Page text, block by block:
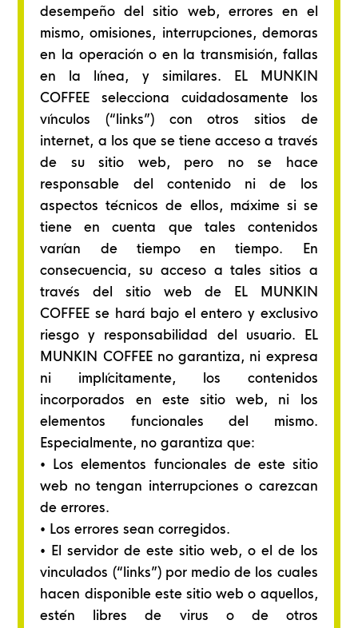
desempeño del sitio web, errores en el
mismo, omisiones, interrupciones, demoras
en la operación o en la transmisión, fallas
en la línea, y similares. EL MUNKIN
COFFEE selecciona cuidadosamente los
vínculos (“links”) con otros sitios de
internet, a los que se tiene acceso a través
de su sitio web, pero no se hace
responsable del contenido ni de los
aspectos técnicos de ellos, máxime si se
tiene en cuenta que tales contenidos
varían de tiempo en tiempo. En
consecuencia, su acceso a tales sitios a
través del sitio web de EL MUNKIN
COFFEE se hará bajo el entero y exclusivo
riesgo y responsabilidad del usuario. EL
MUNKIN COFFEE no garantiza, ni expresa
ni implícitamente, los contenidos
incorporados en este sitio web, ni los
elementos funcionales del mismo.
Especialmente, no garantiza que:
• Los elementos funcionales de este sitio
web no tengan interrupciones o carezcan
de errores.
• Los errores sean corregidos.
• El servidor de este sitio web, o el de los
vinculados (“links”) por medio de los cuales
hacen disponible este sitio web o aquellos,
estén libres de virus o de otros